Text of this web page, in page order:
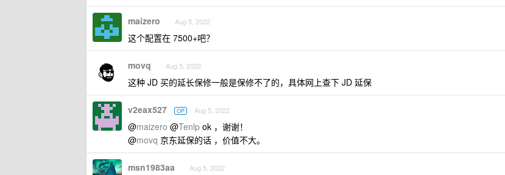
maizero Aug 5, 2022
这个配置在 7500+吧？
movq Aug 5, 2022
这种 JD 买的延长保修一般是保修不了的，具体网上查下 JD 延保
v2eax527 OP Aug 5, 2022
@maizero @Tenlp ok ，谢谢！
@movq 京东延保的话 ，价值不大。
msn1983aa Aug 5, 2022